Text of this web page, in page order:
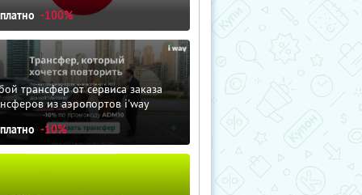
-100%
трансфер от сервиса заказа
из аэропортов i'way
-10%